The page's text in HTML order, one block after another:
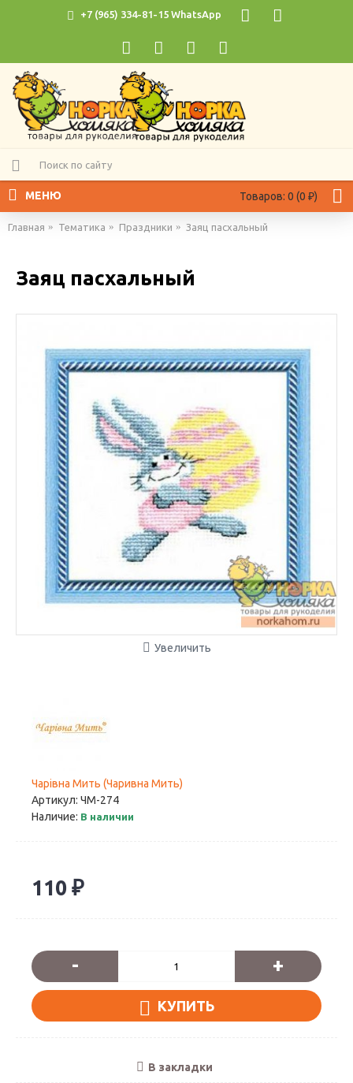
+7 (965) 334-81-15 WhatsApp
Товаров: 0 (0 ₽)
МЕНЮ
Главная Тематика Праздники Заяц пасхальный
Заяц пасхальный
Увеличить
Чарiвна Мить (Чаривна Мить)
Артикул: ЧМ-274
Наличие: В наличии
110 ₽
- +
КУПИТЬ
В закладки